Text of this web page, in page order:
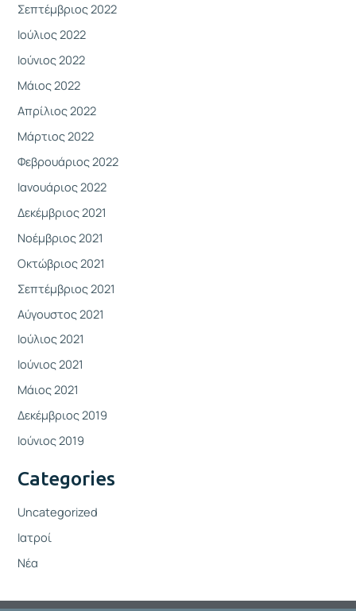
Σεπτέμβριος 2022
Ιούλιος 2022
Ιούνιος 2022
Μάιος 2022
Απρίλιος 2022
Μάρτιος 2022
Φεβρουάριος 2022
Ιανουάριος 2022
Δεκέμβριος 2021
Νοέμβριος 2021
Οκτώβριος 2021
Σεπτέμβριος 2021
Αύγουστος 2021
Ιούλιος 2021
Ιούνιος 2021
Μάιος 2021
Δεκέμβριος 2019
Ιούνιος 2019
Categories
Uncategorized
Ιατροί
Νέα